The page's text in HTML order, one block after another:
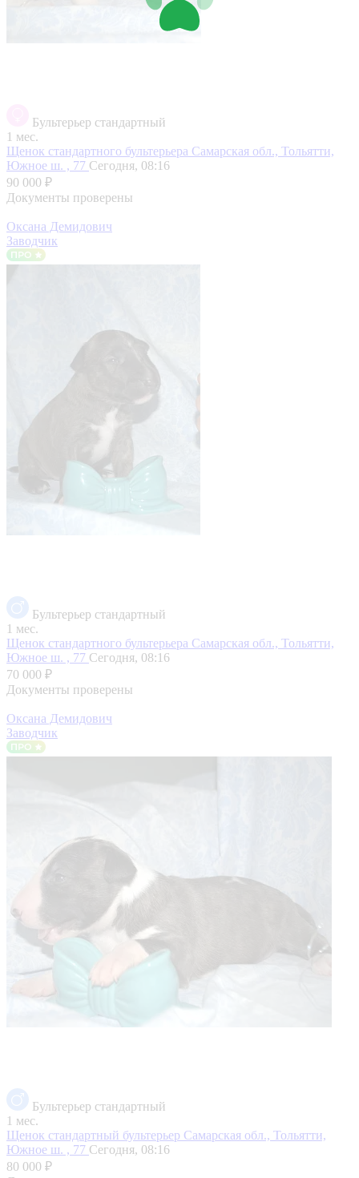
Бультерьер стандартный
1 мес.
Щенок стандартного бультерьера Самарская обл., Тольятти,
Южное ш. , 77 Сегодня, 08:16
90 000 ₽
Документы проверены
Оксана Демидович
Заводчик
Бультерьер стандартный
1 мес.
Щенок стандартного бультерьера Самарская обл., Тольятти,
Южное ш. , 77 Сегодня, 08:16
70 000 ₽
Документы проверены
Оксана Демидович
Заводчик
Бультерьер стандартный
1 мес.
Щенок стандартный бультерьер Самарская обл., Тольятти,
Южное ш. , 77 Сегодня, 08:16
80 000 ₽